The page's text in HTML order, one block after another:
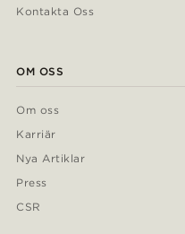
Kontakta Oss
OM OSS
Om oss
Karriär
Nya Artiklar
Press
CSR